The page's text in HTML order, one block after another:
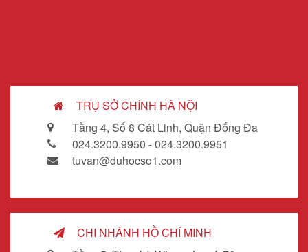
TRỤ SỞ CHÍNH HÀ NỘI
Tầng 4, Số 8 Cát Linh, Quận Đống Đa
024.3200.9950 - 024.3200.9951
tuvan@duhocso1.com
CHI NHÁNH HỒ CHÍ MINH